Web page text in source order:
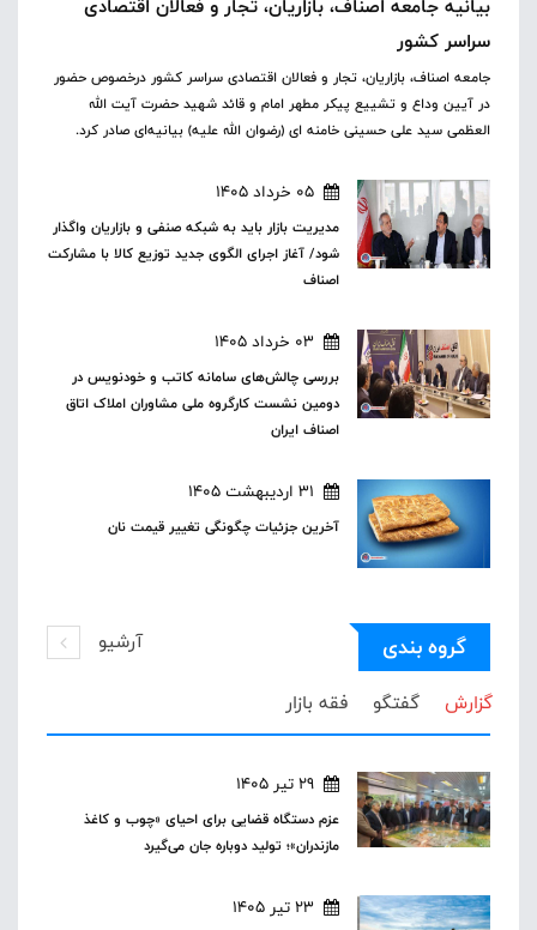
بیانیه جامعه اصناف، بازاریان، تجار و فعالان اقتصادی
سراسر کشور
جامعه اصناف، بازاریان، تجار و فعالان اقتصادی سراسر کشور درخصوص حضور
در آیین وداع و تشییع پیکر مطهر امام و قائد شهید حضرت آیت الله
العظمی سید علی حسینی خامنه ای (رضوان الله علیه) بیانیه‌ای صادر کرد.
05 خرداد 1405
مدیریت بازار باید به شبکه صنفی و بازاریان واگذار
شود/ آغاز اجرای الگوی جدید توزیع کالا با مشارکت
اصناف
03 خرداد 1405
بررسی چالش‌های سامانه کاتب و خودنویس در
دومین نشست کارگروه ملی مشاوران املاک اتاق
اصناف ایران
31 اردیبهشت 1405
آخرین جزئیات چگونگی تغییر قیمت نان
گروه بندی
گزارش گفتگو فقه بازار
آرشیو
29 تیر 1405
عزم دستگاه قضایی برای احیای «چوب و کاغذ
مازندران»؛ تولید دوباره جان می‌گیرد
23 تیر 1405